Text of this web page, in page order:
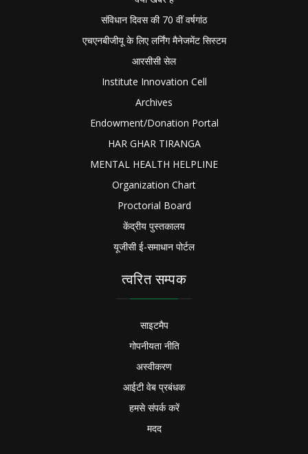
संविधान दिवस की 70 वीं वर्षगांठ
एचएनबीजीयू के लिए लर्निंग मैनेजमेंट सिस्टम
आरसीसी सेल
Institute Innovation Cell
Archives
Endowment/Donation Portal
HAR GHAR TIRANGA
MENTAL HEALTH HELPLINE
Organization Chart
Proctorial Board
केंद्रीय पुस्तकालय
यूजीसी ई-समाधान पोर्टल
त्वरित सम्पक
साइटमैप
गोपनीयता नीति
अस्वीकरण
आईटी वेब प्रबंधक
हमसे संपर्क करें
मदद